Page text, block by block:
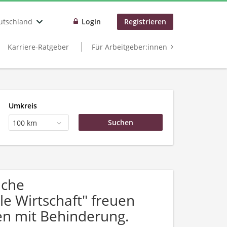
Login Registrieren
Karriere-Ratgeber Für Arbeitgeber:innen
Umkreis
100 km
Wirtschaft" freuen
mit Behinderung.